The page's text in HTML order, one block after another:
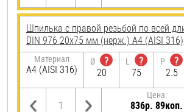
Шпилька с правой резьбой по всей
DIN 976 20х75 мм (нерж.) A4 (AISI 316)
Материал
A4 (AISI 316)
Ø
?
20
L
?
75
P
?
2.5
Цена:
836р. 89коп.